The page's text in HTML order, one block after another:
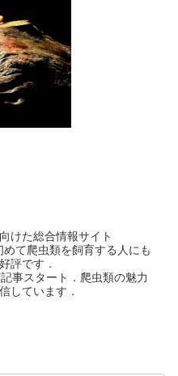
けた総合情報サイト
めて爬虫類を飼育する人にも
評です．
事スタート．爬虫類の魅力
しています．